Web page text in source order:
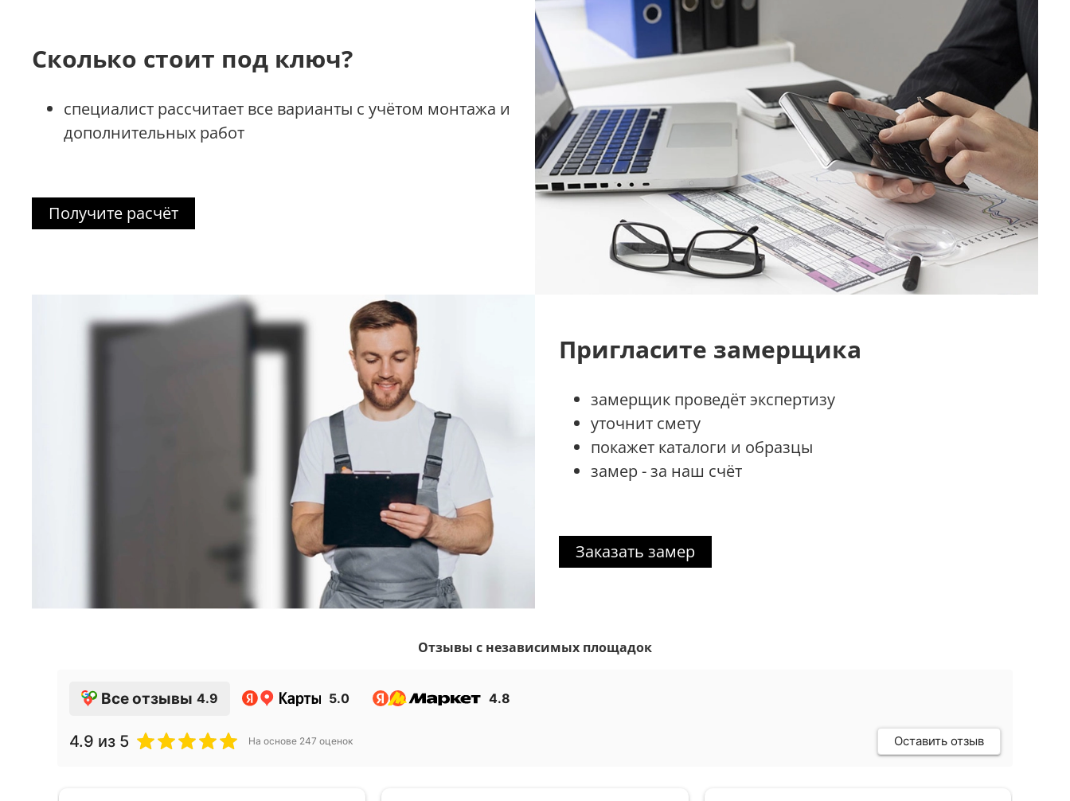
Сколько стоит под ключ?
специалист рассчитает все варианты с учётом монтажа и
дополнительных работ
Получите расчёт
Пригласите замерщика
замерщик проведёт экспертизу
уточнит смету
покажет каталоги и образцы
замер - за наш счёт
Заказать замер
Отзывы с независимых площадок
Все отзывы 4.9 5.0 4.8
4.9 из 5 На основе 247 оценок Оставить отзыв